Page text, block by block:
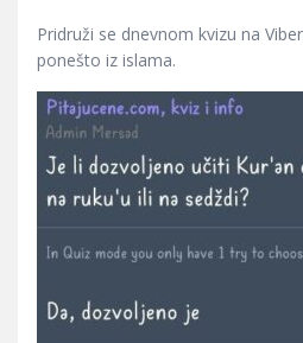
Pridruži se dnevnom kvizu na
ponešto iz islama.